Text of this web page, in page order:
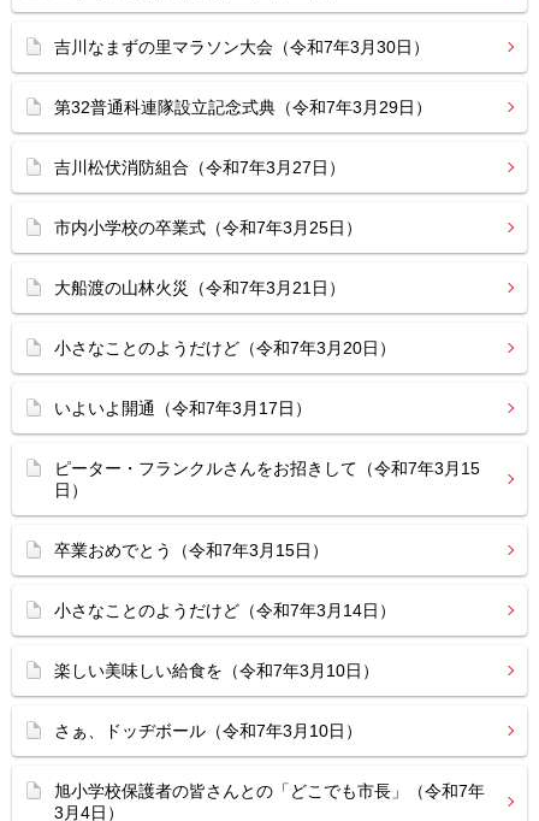
吉川なまずの里マラソン大会（令和7年3月30日）
第32普通科連隊設立記念式典（令和7年3月29日）
吉川松伏消防組合（令和7年3月27日）
市内小学校の卒業式（令和7年3月25日）
大船渡の山林火災（令和7年3月21日）
小さなことのようだけど（令和7年3月20日）
いよいよ開通（令和7年3月17日）
ピーター・フランクルさんをお招きして（令和7年3月15
日）
卒業おめでとう（令和7年3月15日）
小さなことのようだけど（令和7年3月14日）
楽しい美味しい給食を（令和7年3月10日）
さぁ、ドッヂボール（令和7年3月10日）
旭小学校保護者の皆さんとの「どこでも市長」（令和7年
3月4日）